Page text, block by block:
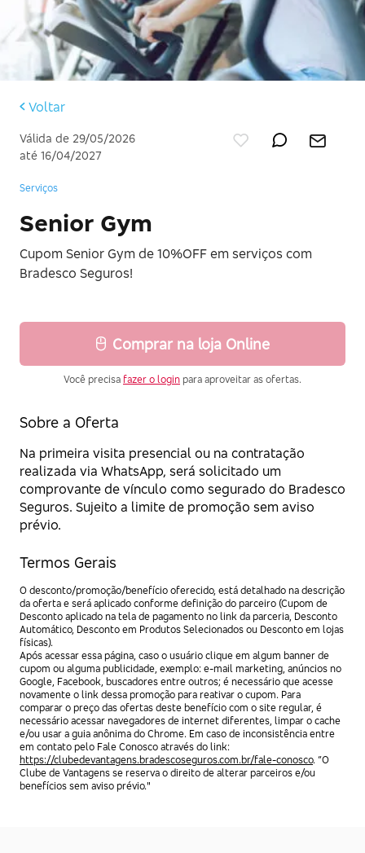
Voltar
Válida de 29/05/2026
até 16/04/2027
Serviços
Senior Gym
Cupom Senior Gym de 10%OFF em serviços com
Bradesco Seguros!
Comprar na loja Online
Você precisa fazer o login para aproveitar as ofertas.
Sobre a Oferta
Na primeira visita presencial ou na contratação
realizada via WhatsApp, será solicitado um
comprovante de vínculo como segurado do Bradesco
Seguros. Sujeito a limite de promoção sem aviso
prévio.
Termos Gerais
O desconto/promoção/benefício oferecido, está detalhado na descrição
da oferta e será aplicado conforme definição do parceiro (Cupom de
Desconto aplicado na tela de pagamento no link da parceria, Desconto
Automático, Desconto em Produtos Selecionados ou Desconto em lojas
físicas).
Após acessar essa página, caso o usuário clique em algum banner de
cupom ou alguma publicidade, exemplo: e-mail marketing, anúncios no
Google, Facebook, buscadores entre outros; é necessário que acesse
novamente o link dessa promoção para reativar o cupom. Para
comparar o preço das ofertas deste benefício com o site regular, é
necessário acessar navegadores de internet diferentes, limpar o cache
e/ou usar a guia anônima do Chrome. Em caso de inconsistência entre
em contato pelo Fale Conosco através do link:
https://clubedevantagens.bradescoseguros.com.br/fale-conosco. “O
Clube de Vantagens se reserva o direito de alterar parceiros e/ou
benefícios sem aviso prévio."